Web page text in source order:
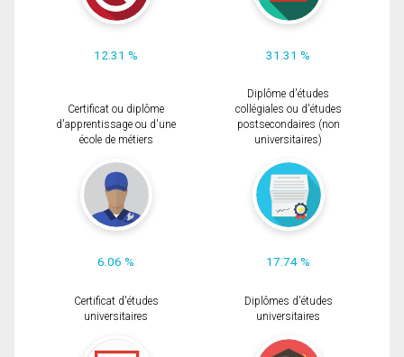
12.31 % 31.31 %
Certificat ou diplôme
d'apprentissage ou d'une
école de métiers
6.06 %
Diplôme d'études
collégiales ou d'études
postsecondaires (non
universitaires)
17.74 %
Certificat d'études
universitaires
Diplômes d'études
universitaires